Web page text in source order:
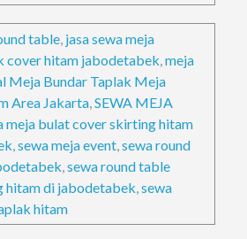
table jasa sewa meja
cover hitam jabodetabek ,meja
Meja Bundar Taplak Meja
Area Jakarta ,SEWA MEJA
meja bulat cover skirting hitam
,sewa meja event ,sewa round
,sewa round table
hitam di jabodetabek ,sewa
hitam